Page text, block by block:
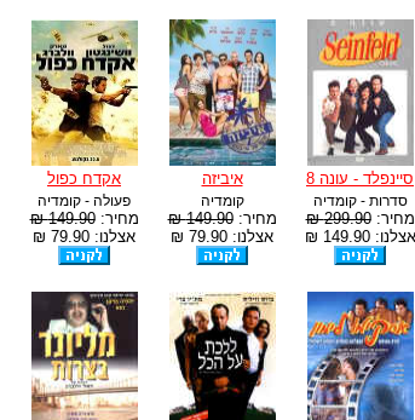
סיינפלד - עונה 8
סדרות - קומדיה
מחיר:299.90 ₪
אצלנו: 149.90 ₪
איביזה
קומדיה
מחיר:149.90 ₪
אצלנו: 79.90 ₪
אקדח כפול
פעולה - קומדיה
מחיר:149.90 ₪
אצלנו: 79.90 ₪